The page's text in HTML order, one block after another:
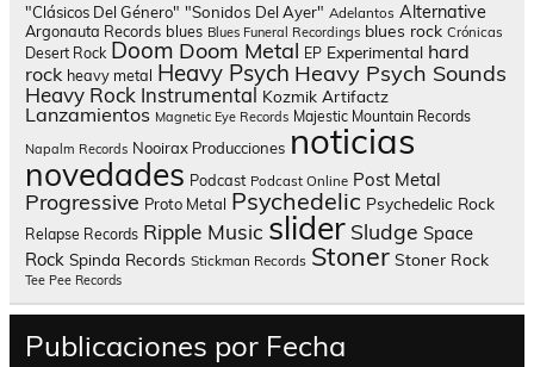
"Clásicos Del Género" "Sonidos Del Ayer" Adelantos Alternative
Argonauta Records blues Blues Funeral Recordings blues rock Crónicas
Desert Rock Doom Doom Metal EP Experimental hard
rock heavy metal Heavy Psych Heavy Psych Sounds
Heavy Rock Instrumental Kozmik Artifactz
Lanzamientos Magnetic Eye Records Majestic Mountain Records
Napalm Records Nooirax Producciones noticias
novedades Podcast Podcast Online Post Metal
Progressive Proto Metal Psychedelic Psychedelic Rock
Relapse Records Ripple Music slider Sludge Space
Rock Spinda Records Stickman Records Stoner Stoner Rock
Tee Pee Records
Publicaciones por Fecha